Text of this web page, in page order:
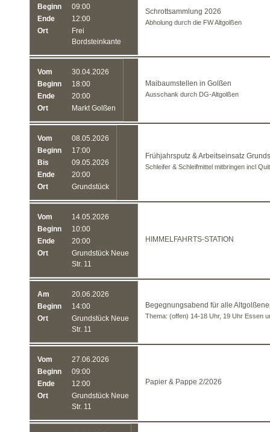
Beginn
09:00
Ende
12:00
Ort
Frei
Bordsteinkante
Schrottsammlung 2026
Abholung durch die FW Altgolßen
Vom
30.04.2026
Beginn
18:00
Ende
20:00
Ort
Markt Golßen
Maibaumstellen in Golßen
Ausschank durch DG-Altgolßen
Vom
08.05.2026
Beginn
17:00
Bis
09.05.2026
Ende
20:00
Ort
Grundstück
Frühjahrsputz & Arbeitseinsatz
Schleifer & Schleifmittel mitbringen incl
Vom
14.05.2026
Beginn
10:00
Ende
20:00
Ort
Grundstück Neue
Str. 11
HIMMELFAHRTS-STATION
Am
20.06.2026
Beginn
14:00
Ort
Grundstück Neue
Str. 11
Begegnungsabend für alle
Thema: (offen) 14-18 Uhr, 19 Uhr Essen
Vom
27.06.2026
Beginn
09:00
Ende
12:00
Ort
Grundstück Neue
Str. 11
Papier & Pappe 2/2026